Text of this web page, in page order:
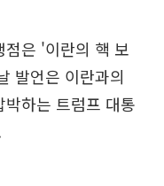
점은 '이란의 핵 보
발언은 이란과의
하는 트럼프 대통